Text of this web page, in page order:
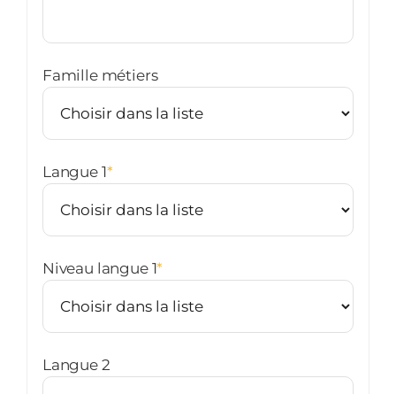
Famille métiers
Langue 1*
Niveau langue 1*
Langue 2